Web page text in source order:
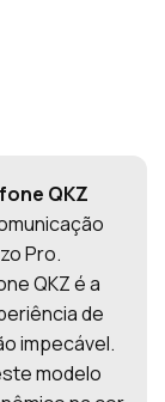
QKZ
Pro.
QKZ é a
de
impecável.
modelo